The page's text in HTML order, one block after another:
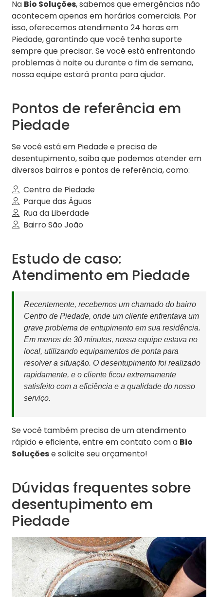
Na Bio Soluções, sabemos que emergências não
acontecem apenas em horários comerciais. Por
isso, oferecemos atendimento 24 horas em
Piedade, garantindo que você tenha suporte
sempre que precisar. Se você está enfrentando
problemas à noite ou durante o fim de semana,
nossa equipe estará pronta para ajudar.
Pontos de referência em
Piedade
Se você está em Piedade e precisa de
desentupimento, saiba que podemos atender em
diversos bairros e pontos de referência, como:
Centro de Piedade
Parque das Águas
Rua da Liberdade
Bairro São João
Estudo de caso:
Atendimento em Piedade
Recentemente, recebemos um chamado do bairro
Centro de Piedade, onde um cliente enfrentava um
grave problema de entupimento em sua residência.
Em menos de 30 minutos, nossa equipe estava no
local, utilizando equipamentos de ponta para
resolver a situação. O desentupimento foi realizado
rapidamente, e o cliente ficou extremamente
satisfeito com a eficiência e a qualidade do nosso
serviço.
Se você também precisa de um atendimento
rápido e eficiente, entre em contato com a Bio
Soluçõese solicite seu orçamento!
Dúvidas frequentes sobre
desentupimento em
Piedade